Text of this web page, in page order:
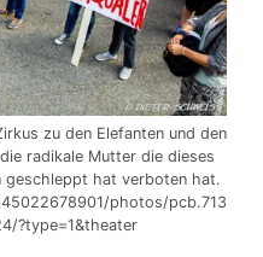
zu den Elefanten und den
radikale Mutter die dieses
geschleppt hat verboten hat.
photos/pcb.713
?type=1&theater